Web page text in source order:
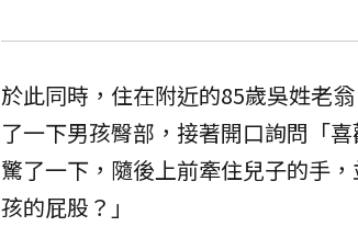
於此同時，住在附近的85歲吳姓老
了一下男孩臀部，接著開口詢問「
驚了一下，隨後上前牽住兒子的手
孩的屁股？」